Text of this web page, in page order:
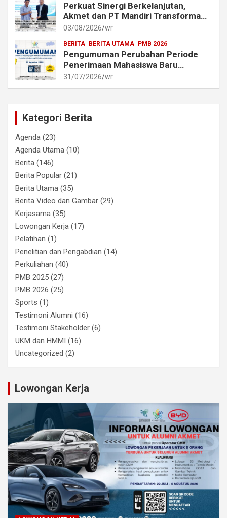
Perkuat Sinergi Berkelanjutan,
Akmet dan PT Mandiri Transforma
Global (MTG) Resmi Perpanjang
03/08/2026 wr
BERITA BERITA UTAMA PMB 2026
Pengumuman Perubahan Periode
Penerimaan Mahasiswa Baru
Akademi Metrologi dan
31/07/2026 wr
Kategori Berita
Agenda (23)
Agenda Utama (10)
Berita (146)
Berita Popular (21)
Berita Utama (35)
Berita Video dan Gambar (29)
Kerjasama (35)
Lowongan Kerja (17)
Pelatihan (1)
Penelitian dan Pengabdian (14)
Perkuliahan (40)
PMB 2025 (27)
PMB 2026 (25)
Sports (1)
Testimoni Alumni (16)
Testimoni Stakeholder (6)
UKM dan HMMI (16)
Uncategorized (2)
Lowongan Kerja